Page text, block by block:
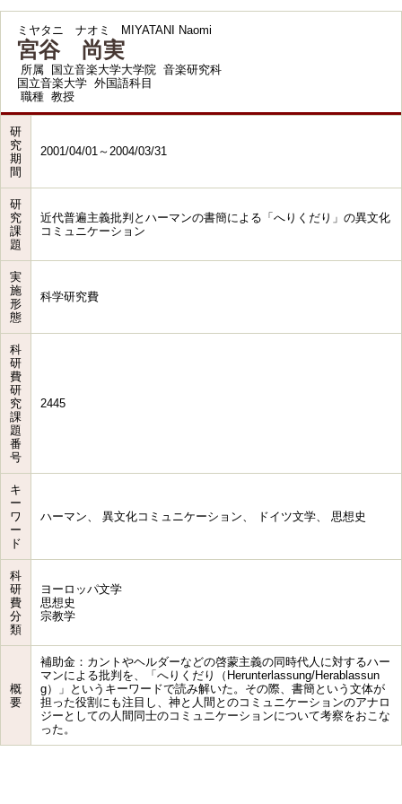
ミヤタニ ナオミ MIYATANI Naomi
宮谷 尚実
所属
国立音楽大学大学院 音楽研究科
国立音楽大学 外国語科目
職種 教授
研
究
期
間
2001/04/01～2004/03/31
研
究
課
題
近代普遍主義批判とハーマンの書簡による「へりくだり」の異文化
コミュニケーション
実
施
形
態
科学研究費
科
研
費
研
究
課
題
番
号
2445
キ
ー
ワ
ー
ド
ハーマン、 異文化コミュニケーション、 ドイツ文学、 思想史
科
研
費
分
類
ヨーロッパ文学
思想史
宗教学
概
要
補助金：カントやヘルダーなどの啓蒙主義の同時代人に対するハー
マンによる批判を、「へりくだり（Herunterlassung/Herablassun
g）」というキーワードで読み解いた。その際、書簡という文体が
担った役割にも注目し、神と人間とのコミュニケーションのアナロ
ジーとしての人間同士のコミュニケーションについて考察をおこな
った。